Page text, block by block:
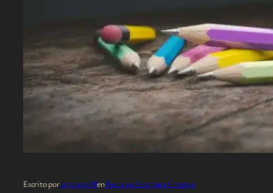
Escrito porsantoago90enRecursos Escritura Creativa